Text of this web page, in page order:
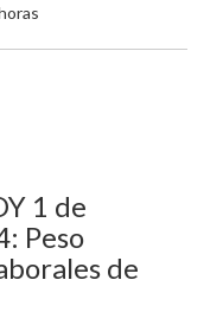
1 de
Peso
de